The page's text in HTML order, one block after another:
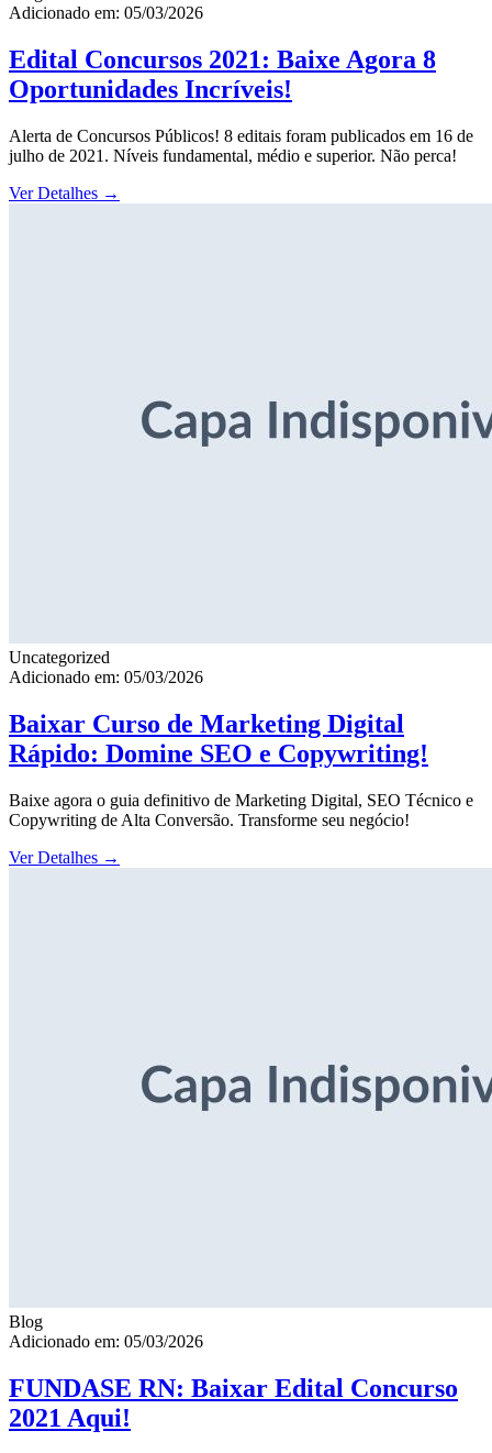
Adicionado em: 05/03/2026
Edital Concursos 2021: Baixe Agora 8
Oportunidades Incríveis!
Alerta de Concursos Públicos! 8 editais foram publicados em 16 de
julho de 2021. Níveis fundamental, médio e superior. Não perca!
Ver Detalhes →
Uncategorized
Adicionado em: 05/03/2026
Baixar Curso de Marketing Digital
Rápido: Domine SEO e Copywriting!
Baixe agora o guia definitivo de Marketing Digital, SEO Técnico e
Copywriting de Alta Conversão. Transforme seu negócio!
Ver Detalhes →
Blog
Adicionado em: 05/03/2026
FUNDASE RN: Baixar Edital Concurso
2021 Aqui!